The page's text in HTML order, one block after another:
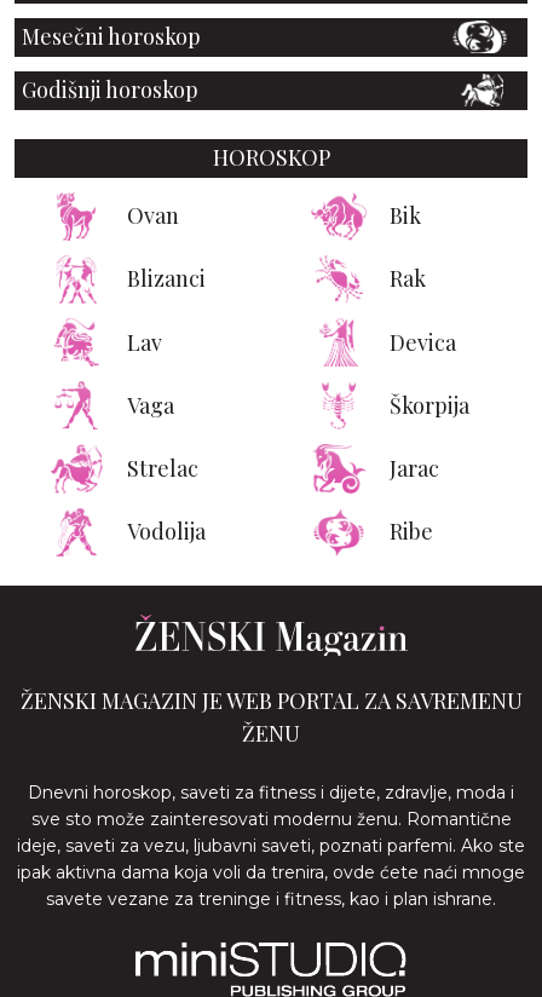
Mesečni horoskop
Godišnji horoskop
HOROSKOP
Ovan Bik
Blizanci Rak
Lav Devica
Vaga Škorpija
Strelac Jarac
Vodolija Ribe
ŽENSKI MAGAZIN JE WEB PORTAL ZA SAVREMENU
ŽENU
Dnevni horoskop, saveti za fitness i dijete, zdravlje, moda i
sve sto može zainteresovati modernu ženu. Romantične
ideje, saveti za vezu, ljubavni saveti, poznati parfemi. Ako ste
ipak aktivna dama koja voli da trenira, ovde ćete naći mnoge
savete vezane za treninge i fitness, kao i plan ishrane.